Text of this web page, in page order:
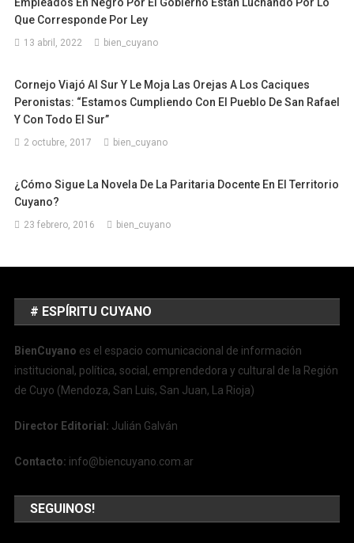
Que Corresponde Por Ley
13 abril, 2022 bien_cuyano
Cornejo Viajó Al Sur Y Le Moja Las Orejas A Los Caciques
Peronistas: “Estamos Cumpliendo Con El Pueblo De San Rafael
Y Con Todo El Sur”
2 octubre, 2017 bien_cuyano
¿Cómo Sigue La Novela De La Paritaria Docente En El Territorio
Cuyano?
23 febrero, 2016 bien_cuyano
# ESPÍRITU CUYANO
BienCuyano es el espacio comunicacional de información
institucional, política, social, emprendedora y cultural de la Región
de Cuyo (Mendoza, San Luis, San Juan, La Rioja)
Director Editorial: Julián Galván
Contacto: info@biencuyano.com.ar
SEGUINOS!